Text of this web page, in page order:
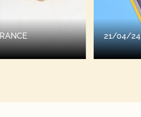
04/24 - THE POKEMON COMPANY